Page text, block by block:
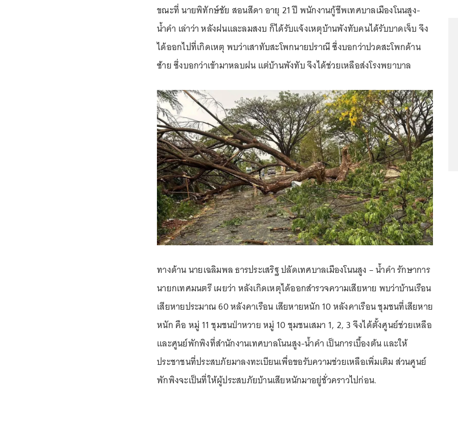
ขณะที่ นายพิทักษ์ชัย สอนสีดา อายุ 21 ปี พนักงานกู้ชีพเทศบาลเมืองโนนสูง-
น้ำคำ เล่าว่า หลังฝนและลมสงบ ก็ได้รับแจ้งเหตุบ้านพังทับคนได้รับบาดเจ็บ จึง
ได้ออกไปที่เกิดเหตุ พบว่าเสาทับสะโพกนายปราณี ซึ่งบอกว่าปวดสะโพกด้าน
ซ้าย ซึ่งบอกว่าเข้ามาหลบฝน แต่บ้านพังทับ จึงได้ช่วยเหลือส่งโรงพยาบาล
ทางด้าน นายเฉลิมพล ธารประเสริฐ ปลัดเทศบาลเมืองโนนสูง – น้ำคำ รักษาการ
นายกเทศมนตรี เผยว่า หลังเกิดเหตุได้ออกสำรวจความเสียหาย พบว่าบ้านเรือน
เสียหายประมาณ 60 หลังคาเรือน เสียหายหนัก 10 หลังคาเรือน ชุมชนที่เสียหาย
หนัก คือ หมู่ 11 ชุมชนป่าหวาย หมู่ 10 ชุมชนเสมา 1, 2, 3 จึงได้ตั้งศูนย์ช่วยเหลือ
และศูนย์พักพิงที่สำนักงานเทศบาลโนนสูง-น้ำคำ เป็นการเบื้องต้น และให้
ประชาชนที่ประสบภัยมาลงทะเบียนเพื่อขอรับความช่วยเหลือเพิ่มเติม ส่วนศูนย์
พักพิงจะเป็นที่ให้ผู้ประสบภัยบ้านเสียหนักมาอยู่ชั่วคราวไปก่อน.